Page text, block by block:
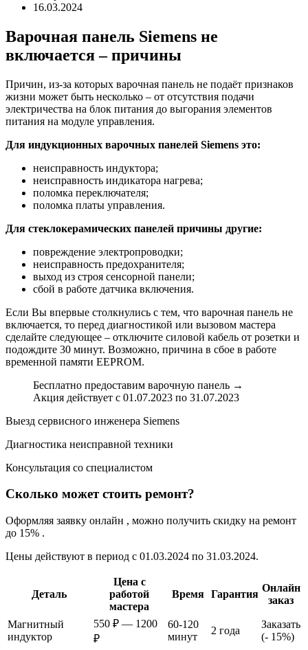
16.03.2024
Варочная панель Siemens не
включается – причины
Причин, из-за которых варочная панель не подаёт признаков
жизни может быть несколько – от отсутствия подачи
электричества на блок питания до выгорания элементов
питания на модуле управления.
Для индукционных варочных панелей Siemens это:
неисправность индуктора;
неисправность индикатора нагрева;
поломка переключателя;
поломка платы управления.
Для стеклокерамических панелей причины другие:
повреждение электропроводки;
неисправность предохранителя;
выход из строя сенсорной панели;
сбой в работе датчика включения.
Если Вы впервые столкнулись с тем, что варочная панель не
включается, то перед диагностикой или вызовом мастера
сделайте следующее – отключите силовой кабель от розетки и
подождите 30 минут. Возможно, причина в сбое в работе
временной памяти EEPROM.
Бесплатно предоставим варочную панель →
Акция действует с 01.07.2023 по 31.07.2023
Выезд сервисного инженера Siemens
Диагностикa неисправной техники
Консультация со специалистом
Сколько может стоить ремонт?
Оформляя заявку онлайн , можно получить скидку на ремонт
до 15% .
Цены действуют в период с 01.03.2024 по 31.03.2024.
Деталь
Цена с
работой
мастера
Время Гарантия
Онлайн
заказ
Магнитный
индуктор
550 ₽ — 1200
₽
60-120
минут
2 года
Заказать
(- 15%)